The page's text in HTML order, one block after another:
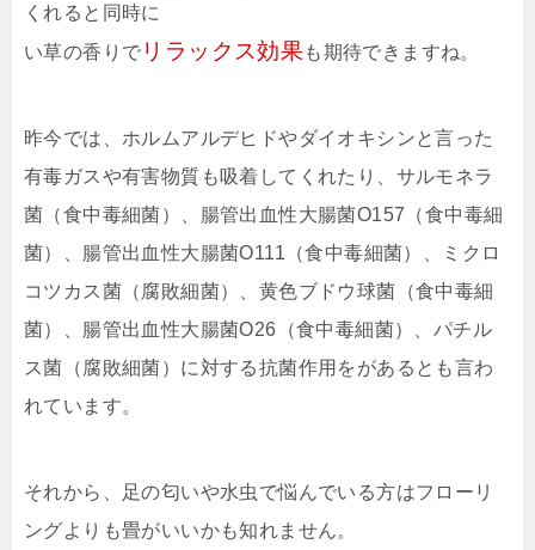
くれると同時に
い草の香りで リラックス効果 も期待できますね。
昨今では、ホルムアルデヒドやダイオキシンと言った
有毒ガスや有害物質も吸着してくれたり、サルモネラ
菌（食中毒細菌）、腸管出血性大腸菌O157（食中毒細
菌）、腸管出血性大腸菌O111（食中毒細菌）、ミクロ
コツカス菌（腐敗細菌）、黄色ブドウ球菌（食中毒細
菌）、腸管出血性大腸菌O26（食中毒細菌）、パチル
ス菌（腐敗細菌）に対する抗菌作用をがあるとも言わ
れています。
それから、足の匂いや水虫で悩んでいる方はフローリ
ングよりも畳がいいかも知れません。